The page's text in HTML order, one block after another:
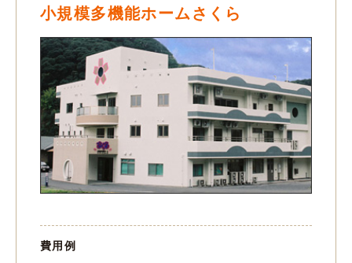
小規模多機能ホームさくら
費用例